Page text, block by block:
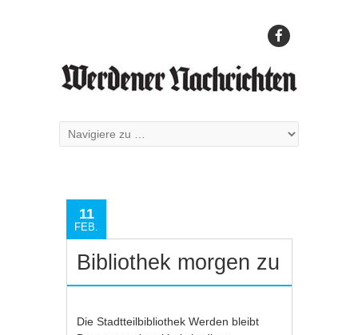
11
FEB.
Bibliothek morgen zu
Die Stadtteilbibliothek Werden bleibt